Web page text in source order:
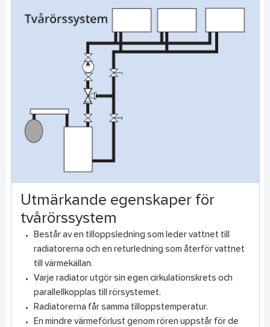
Utmärkande egenskaper för
tvårörssystem
Består av en tilloppsledning som leder vattnet till
radiatorerna och en returledning som återför vattnet
till värmekällan.
Varje radiator utgör sin egen cirkulationskrets och
parallellkopplas till rörsystemet.
Radiatorerna får samma tilloppstemperatur.
En mindre värmeförlust genom rören uppstår för de